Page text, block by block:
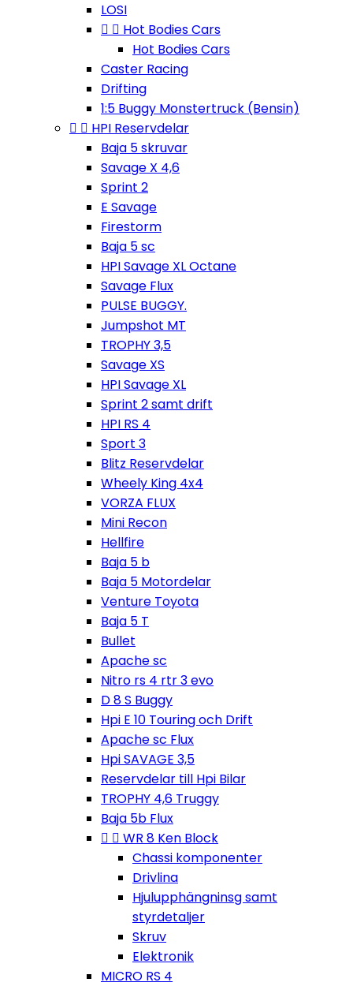
LOSI
  Hot Bodies Cars
Hot Bodies Cars
Caster Racing
Drifting
1:5 Buggy Monstertruck (Bensin)
  HPI Reservdelar
Baja 5 skruvar
Savage X 4,6
Sprint 2
E Savage
Firestorm
Baja 5 sc
HPI Savage XL Octane
Savage Flux
PULSE BUGGY.
Jumpshot MT
TROPHY 3,5
Savage XS
HPI Savage XL
Sprint 2 samt drift
HPI RS 4
Sport 3
Blitz Reservdelar
Wheely King 4x4
VORZA FLUX
Mini Recon
Hellfire
Baja 5 b
Baja 5 Motordelar
Venture Toyota
Baja 5 T
Bullet
Apache sc
Nitro rs 4 rtr 3 evo
D 8 S Buggy
Hpi E 10 Touring och Drift
Apache sc Flux
Hpi SAVAGE 3,5
Reservdelar till Hpi Bilar
TROPHY 4,6 Truggy
Baja 5b Flux
  WR 8 Ken Block
Chassi komponenter
Drivlina
Hjulupphängninsg samt
styrdetaljer
Skruv
Elektronik
MICRO RS 4